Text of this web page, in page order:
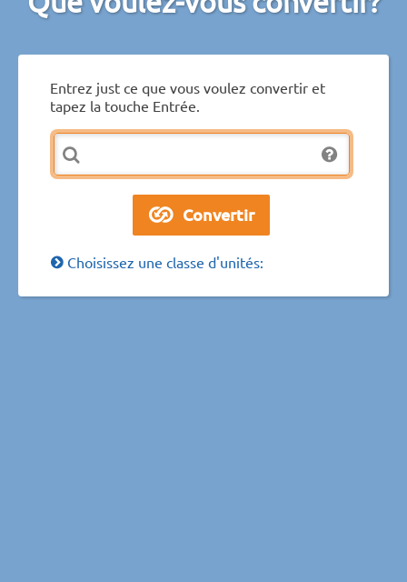
Entrez just ce que vous voulez convertir et
tapez la touche Entrée.
Choisissez une classe d'unités: